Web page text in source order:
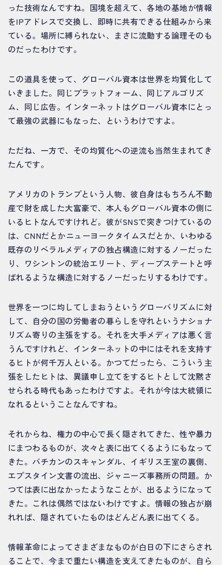
った技術なんですね。国境を超えて、各地の基地が情報
をIPアドレスで交換し、即時に共有できる仕組みから来
ている。場所に縛られない、まさに流動する論理そのも
のだったわけです。
この道具を使って、グローバル資本は世界を均質化して
いきました。同じプラットフォーム、同じアルゴリズ
ム、同じ広告。インターネットはグローバル資本にとっ
て最強の武器にもなった、というわけですよ。
ただね、一方で、その均質化への逆流も当然生まれてき
たんです。
アメリカのトランプという人物、彼自身はもちろん不動
産で財を成した大富豪で、本人もグローバル資本の側に
いるヒトなんですけれど。彼がSNSで突きつけているの
は、CNNだとかニューヨークタイムスだとか、いわゆる
既存のリベラルメディアの独占構造に対するノーだった
り、ワシントンの統治エリート、ディープステートと呼
ばれるような構造に対するノーだったりするわけです。
世界を一つに均してしまおうというグローバリズムに対
して、自分の国の労働者の暮らしを守れというナショナ
リズム寄りの主張をする。それを大手メディアは悪く言
うんですけれど、インターネットの中にはそれを支持す
るヒトが何千万人といる。かつてだったら、こういう主
張をしたヒトは、異議申し立てをするヒトとして沈黙さ
せられる時代もあったわけですよ。それが今は大統領に
なれるということなんですね。
それからね、権力の中心で長く隠されてきた、性や暴力
にまつわるものが、次々と表に出てくるようにもなって
きた。バチカンのスキャンダル、イギリス王室の裏側、
エプスタイン文書の流出、ジャニーズ事務所の問題。か
つては表に出なかったようなことが、出るようになって
きた。これは偶然ではないわけですよ。情報の独占が崩
れれば、隠されていたものはどんどん表に出てくる。
情報革命によってさまざまなものが白日の下にさらされ
ることで、今まで重たい構造を支えてきたものが、自ら